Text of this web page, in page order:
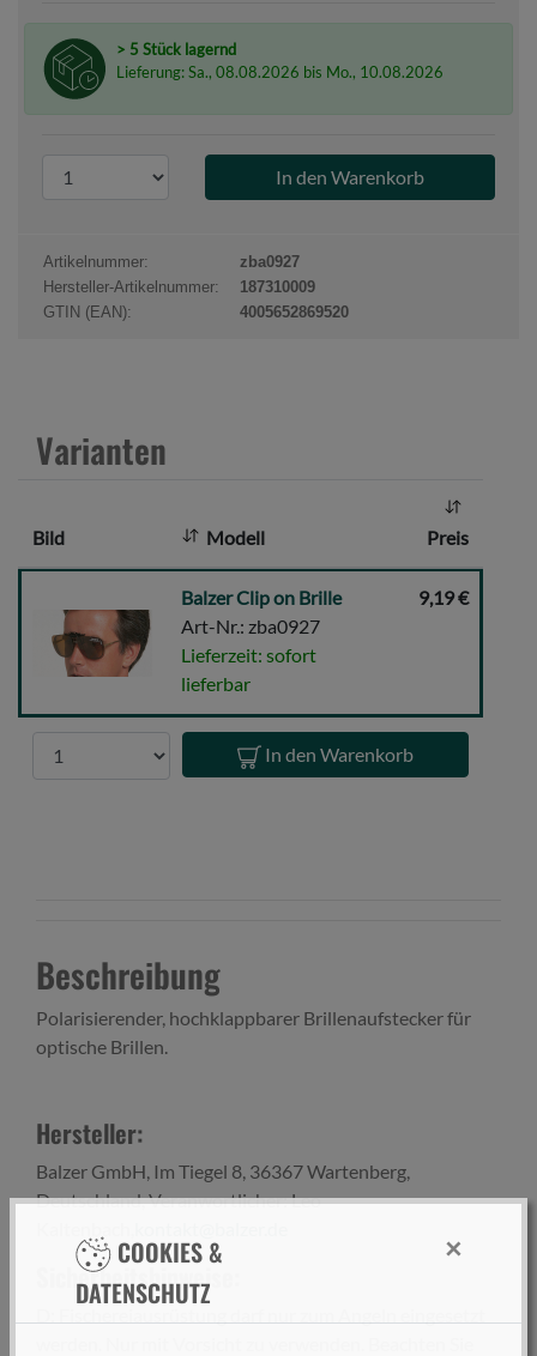
COOKIES &
DATENSCHUTZ
×
> 5 Stück lagernd
Lieferung: Sa., 08.08.2026 bis Mo., 10.08.2026
r
d
u
k
a
:
Artikelnummer:
zba0927
Hersteller-Artikelnummer:
187310009
GTIN (EAN):
4005652869520
Varianten
Bild Modell Preis
Clip
Brille
Balzer Clip on Brille
Art-Nr.: zba0927
Lieferzeit: sofort
lieferbar
9,19 €
In den Warenkorb
Beschreibung
Polarisierender, hochklappbarer Brillenauf­ste­cker für
optische Brillen.
Hersteller:
Balzer GmbH, Im Tiegel 8, 36367 Wartenberg,
Deutschland, Veranwortlicher: Leo
Sicherheitshinweise: